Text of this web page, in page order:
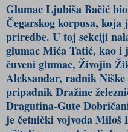
Glumac Ljubiša Bačić
Čegarskog korpusa, koja
priredbe. U toj sekciji
glumac Mića Tatić, kao i
čuveni glumac, Živojin
Aleksandar, radnik
pripadnik Dražine
Dragutina-Gute
je četnički vojvoda